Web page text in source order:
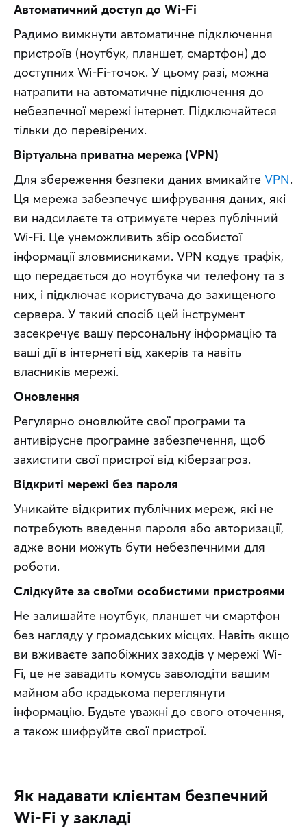
Автоматичний доступ до Wi-Fi
Радимо вимкнути автоматичне підключення
пристроїв (ноутбук, планшет, смартфон) до
доступних Wi-Fi-точок. У цьому разі, можна
натрапити на автоматичне підключення до
небезпечної мережі інтернет. Підключайтеся
тільки до перевірених.
Віртуальна приватна мережа (VPN)
Для збереження безпеки даних вмикайте VPN.
Ця мережа забезпечує шифрування даних, які
ви надсилаєте та отримуєте через публічний
Wi-Fi. Це унеможливить збір особистої
інформації зловмисниками. VPN кодує трафік,
що передається до ноутбука чи телефону та з
них, і підключає користувача до захищеного
сервера. У такий спосіб цей інструмент
засекречує вашу персональну інформацію та
ваші дії в інтернеті від хакерів та навіть
власників мережі.
Оновлення
Регулярно оновлюйте свої програми та
антивірусне програмне забезпечення, щоб
захистити свої пристрої від кіберзагроз.
Відкриті мережі без пароля
Уникайте відкритих публічних мереж, які не
потребують введення пароля або авторизації,
адже вони можуть бути небезпечними для
роботи.
Слідкуйте за своїми особистими пристроями
Не залишайте ноутбук, планшет чи смартфон
без нагляду у громадських місцях. Навіть якщо
ви вживаєте запобіжних заходів у мережі Wi-
Fi, це не завадить комусь заволодіти вашим
майном або крадькома переглянути
інформацію. Будьте уважні до свого оточення,
а також шифруйте свої пристрої.
Як надавати клієнтам безпечний
Wi-Fi у закладі